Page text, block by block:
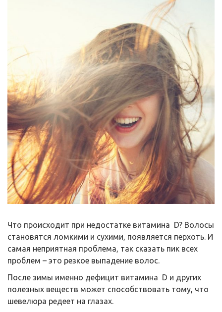
Что происходит при недостатке витамина D? Волосы
становятся ломкими и сухими, появляется перхоть. И
самая неприятная проблема, так сказать пик всех
проблем – это резкое выпадение волос.
После зимы именно дефицит витамина D и других
полезных веществ может способствовать тому, что
шевелюра редеет на глазах.